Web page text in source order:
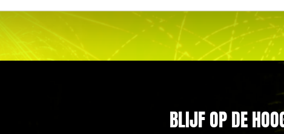
BLIJF OP DE